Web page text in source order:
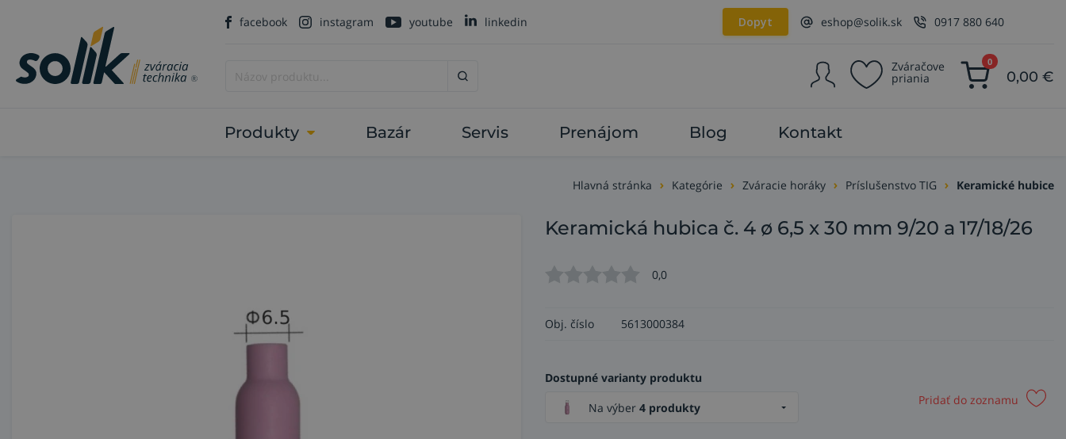
facebook instagram youtube linkedin Dopyt eshop@solik.sk 0917 880 640
Zváračove
priania
0
0,00 €
Produkty Bazár Servis Prenájom Blog Kontakt
Hlavná stránka Kategórie Zváracie horáky Príslušenstvo TIG Keramické hubice
Keramická hubica č. 4 ø 6,5 x 30 mm 9/20 a 17/18/26
0,0
Obj. číslo 5613000384
Dostupné varianty produktu
Na výber 4 produkty
Pridať do zoznamu